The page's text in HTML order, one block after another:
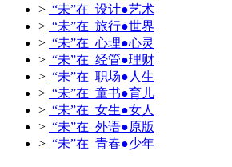
> “未”在 设计●艺术
> “未”在 旅行●世界
> “未”在 心理●心灵
> “未”在 经管●理财
> “未”在 职场●人生
> “未”在 童书●育儿
> “未”在 女生●女人
> “未”在 外语●原版
> “未”在 青春●少年